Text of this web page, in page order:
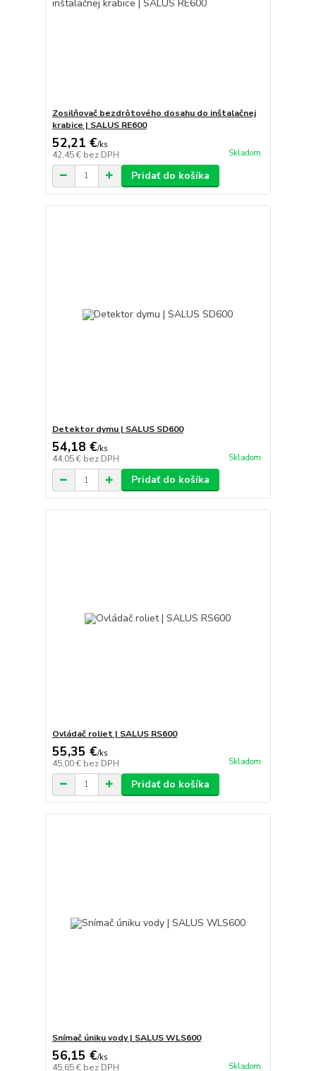
Zosilňovač bezdrôtového dosahu do inštalačnej
krabice | SALUS RE600
52,21 €/ks
42,45 € bez DPH Skladom
Pridať do košíka
Detektor dymu | SALUS SD600
54,18 €/ks
44,05 € bez DPH Skladom
Pridať do košíka
Ovládač roliet | SALUS RS600
55,35 €/ks
45,00 € bez DPH Skladom
Pridať do košíka
Snímač úniku vody | SALUS WLS600
56,15 €/ks
45,65 € bez DPH Skladom